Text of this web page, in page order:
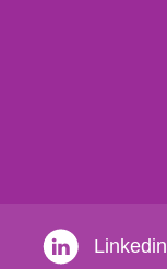
Linkedin